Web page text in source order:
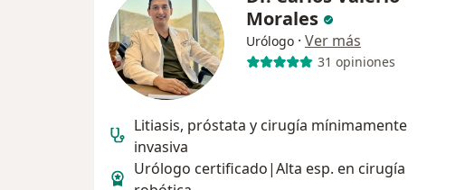
Morales
Urólogo · Ver más
31 opiniones
Litiasis, próstata y cirugía mínimamente
invasiva
Urólogo certificado|Alta esp. en cirugía